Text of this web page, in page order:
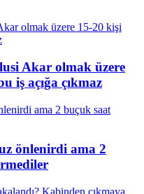
Akar olmak üzere
iş açığa çıkmaz
önlenirdi ama 2